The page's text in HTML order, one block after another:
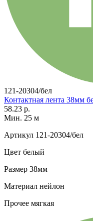
121-20304/бел
Контактная лента 38мм
58.23 р.
Мин. 25 м
Артикул 121-20304/бел
Цвет белый
Размер 38мм
Материал нейлон
Прочее мягкая